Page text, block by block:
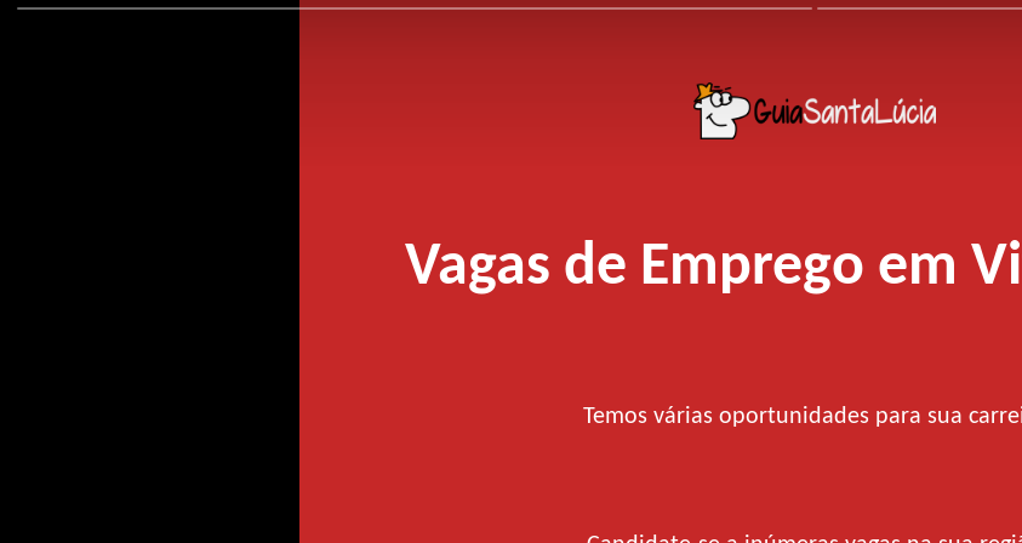
Vagas de Emprego em
Temos várias oportunidades para sua